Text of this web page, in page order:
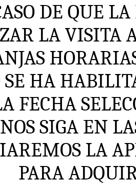
DE QUE
LA VISITA
HA
FECHA
SIGA EN
LA
PARA